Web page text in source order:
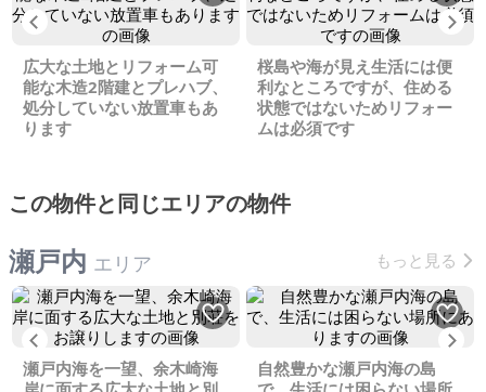
Previous
広大な土地とリフォーム可
能な木造2階建とプレハブ、
処分していない放置車もあ
ります
桜島や海が見え生活には便
利なところですが、住める
状態ではないためリフォー
ムは必須です
この物件と同じエリアの物件
瀬戸内 エリア もっと見る
Previous
瀬戸内海を一望、余木崎海
自然豊かな瀬戸内海の島